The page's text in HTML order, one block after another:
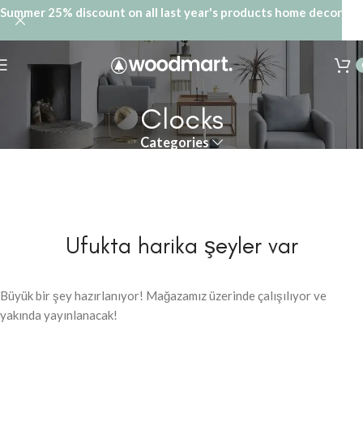
Clocks
Categories
Ufukta harika şeyler var
Büyük bir şey hazırlanıyor! Mağazamız üzerinde çalışılıyor ve
yakında yayınlanacak!
Summer 25% discount on all last year's products home decor